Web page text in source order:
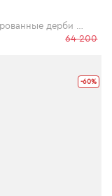
64 200
-60%